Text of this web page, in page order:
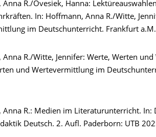
Anna R./Ovesiek, Hanna:
In: Hoffmann, Anna R./Witte,
im Deutschunterricht. Frankfurt
Anna R./Witte, Jennifer: Werte, Werten
und Wertevermittlung im
Anna R.: Medien im Literaturunterricht. In:
Deutsch. 2. Aufl. Paderborn: UTB